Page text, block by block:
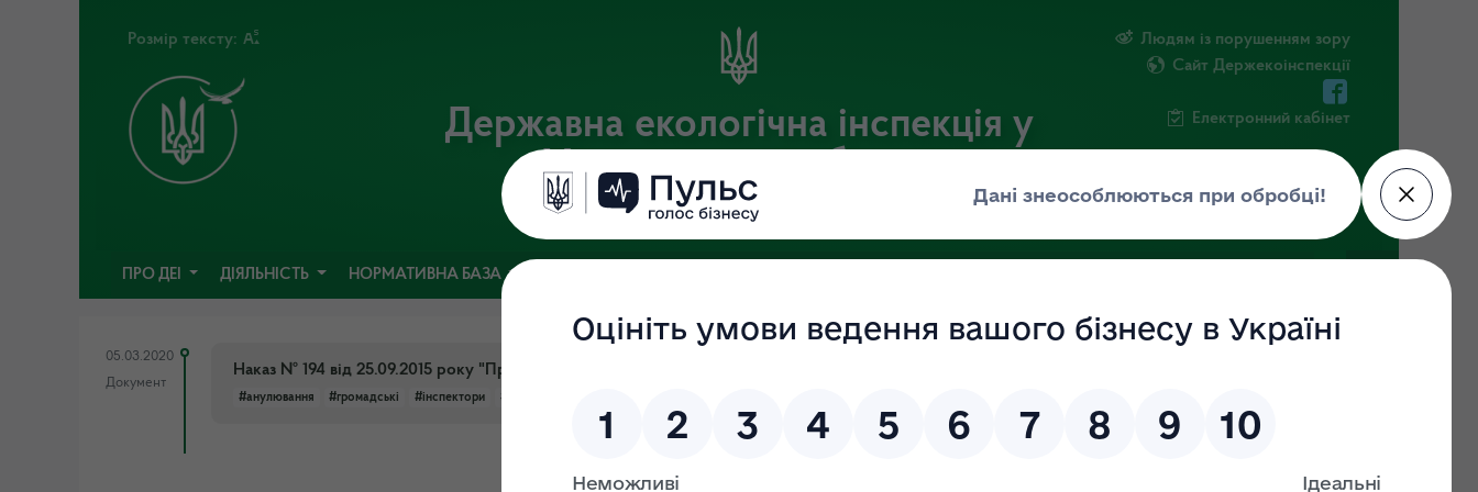
Розмір тексту:
Державна екологічна інспекція у
Хмельницькій області
Офіційний веб-портал
Людям із порушенням зору
Сайт Держекоінспекції
Електронний кабінет
ПРО ДЕІ ДІЯЛЬНІСТЬ НОРМАТИВНА БАЗА
05.03.2020
Документ
Наказ № 194 від 25.09.2015 року "Про анулювання посвідчень громадських інспекторів"
#анулювання #громадські #інспектори #наказ